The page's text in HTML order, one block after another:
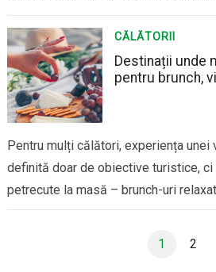
fel de esențială pentru sănătatea și
CĂLĂTORII
Destinații unde
pentru brunch,
Pentru mulți călători, experiența unei
definită doar de obiective turistice, ci
petrecute la masă – brunch-uri
1 2